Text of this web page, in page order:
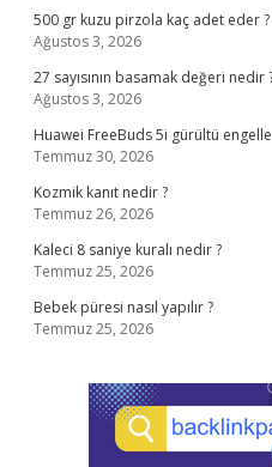
500 gr kuzu pirzola kaç adet eder ?
Ağustos 3, 2026
27 sayısının basamak değeri nedir
Ağustos 3, 2026
Huawei FreeBuds 5i gürültü
Temmuz 30, 2026
Kozmik kanıt nedir ?
Temmuz 26, 2026
Kaleci 8 saniye kuralı nedir ?
Temmuz 25, 2026
Bebek püresi nasıl yapılır ?
Temmuz 25, 2026